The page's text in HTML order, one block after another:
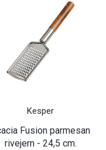
Kesper
Fusion parmesan
rivejern - 24,5 cm.